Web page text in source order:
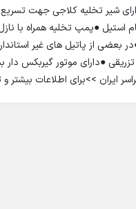
شیر تخلیه کلاجی جهت
استیل ●پمپ تخلیه همراه با
بعضی از پاتیل های غیر
●دارای موتور گیربکس
ایران >>برای اطلاعات